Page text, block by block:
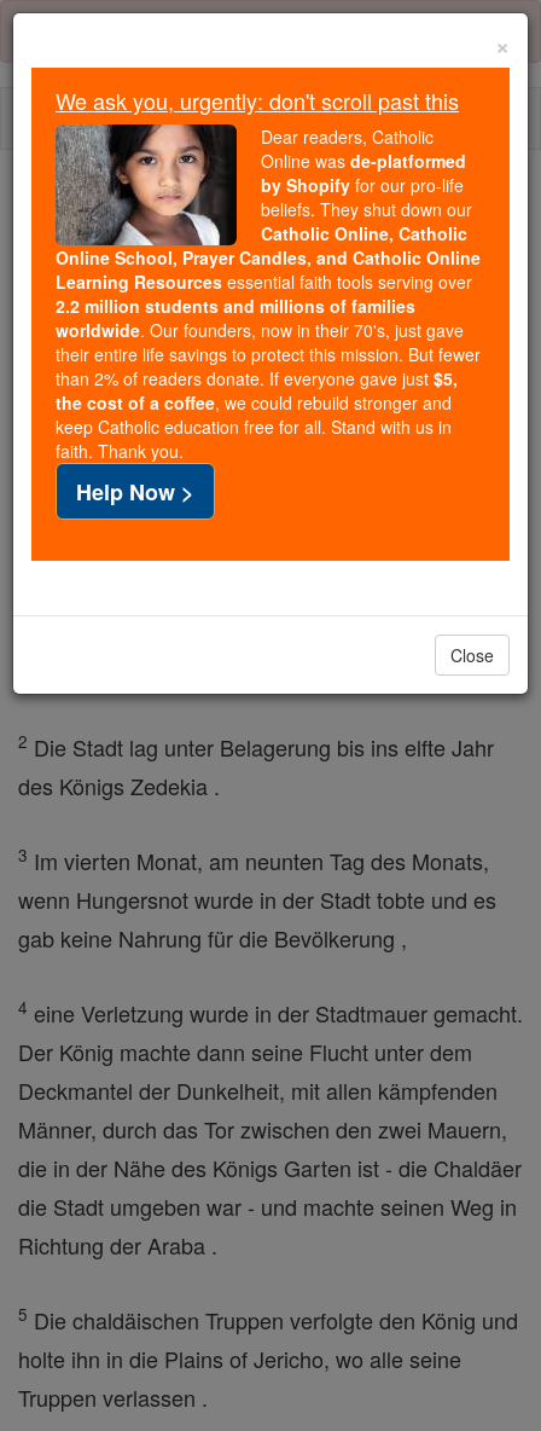
Skip
content
Trending:
Daily Reading for Thursday, October ...
Today's Reading The Mysteries of the Rosary
2 Könige - Kapitel 25
2 Könige ⌄ Chapter 25 ⌄
Im neunten Jahr seiner Herrschaft, im zehnten
Monat, am zehnten Tag des Monats, Nebukadnezar,
seiner ganzen Armee warf er lagerten vor der Stadt
2 Die Stadt lag unter Belagerung bis ins elfte Jahr
des Königs Zedekia .
3 Im vierten Monat, am neunten Tag des Monats,
wenn Hungersnot wurde in der Stadt tobte und es
gab keine Nahrung für die Bevölkerung ,
4 eine Verletzung wurde in der Stadtmauer gemacht.
Der König machte dann seine Flucht unter dem
Deckmantel der Dunkelheit, mit allen kämpfenden
Männer, durch das Tor zwischen den zwei Mauern,
die in der Nähe des Königs Garten ist - die Chaldäer
die Stadt umgeben war - und machte seinen Weg in
Richtung der Araba .
5 Die chaldäischen Truppen verfolgte den König und
holte ihn in die Plains of Jericho, wo alle seine
Truppen verlassen .
×
We ask you, urgently: don't scroll past this
Dear readers, Catholic
Online was de-platformed
by Shopify for our pro-life
beliefs. They shut down our
Catholic Online, Catholic
Online School, Prayer Candles, and Catholic Online
Learning Resources essential faith tools serving over
2.2 million students and millions of families
worldwide. Our founders, now in their 70's, just gave
their entire life savings to protect this mission. But fewer
than 2% of readers donate. If everyone gave just $5,
the cost of a coffee, we could rebuild stronger and
keep Catholic education free for all. Stand with us in
faith. Thank you.
Help Now >
Close